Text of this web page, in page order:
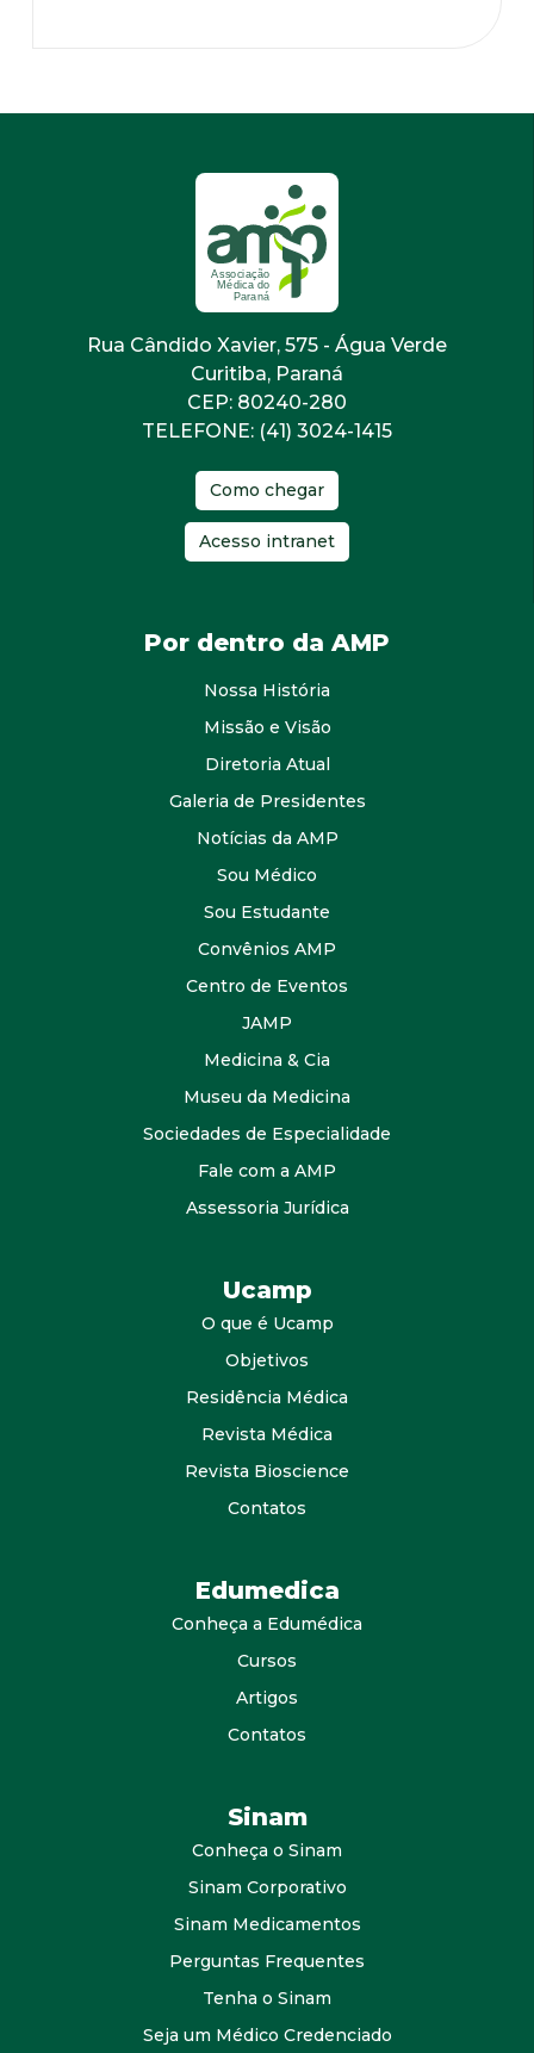
Rua Cândido Xavier, 575 - Água Verde
Curitiba, Paraná
CEP: 80240-280
TELEFONE: (41) 3024-1415
Como chegar
Acesso intranet
Por dentro da AMP
Nossa História
Missão e Visão
Diretoria Atual
Galeria de Presidentes
Notícias da AMP
Sou Médico
Sou Estudante
Convênios AMP
Centro de Eventos
JAMP
Medicina & Cia
Museu da Medicina
Sociedades de Especialidade
Fale com a AMP
Assessoria Jurídica
Ucamp
O que é Ucamp
Objetivos
Residência Médica
Revista Médica
Revista Bioscience
Contatos
Edumedica
Conheça a Edumédica
Cursos
Artigos
Contatos
Sinam
Conheça o Sinam
Sinam Corporativo
Sinam Medicamentos
Perguntas Frequentes
Tenha o Sinam
Seja um Médico Credenciado